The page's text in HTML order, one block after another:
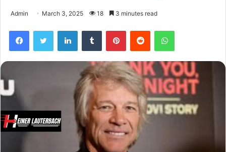
Admin March 3, 2025 18 3 minutes read
FacebookTwitter LinkedInTumblr PinterestReddit WhatsApp